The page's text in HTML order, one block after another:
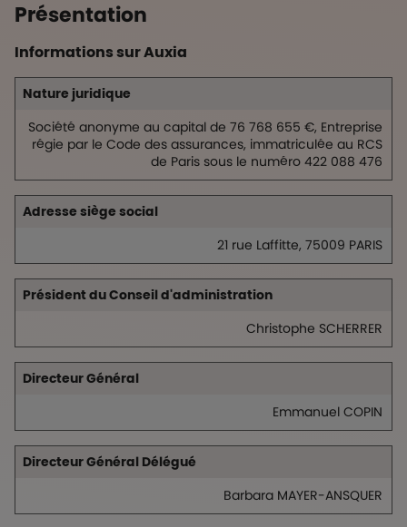
Présentation
Informations sur Auxia
Nature juridique
Société anonyme au capital de 76 768 655 €​, Entreprise
régie par le Code des assurances​, immatriculée au RCS
de Paris sous le numéro 422 088 476​
Adresse siège social
21 rue Laffitte, 75009 PARIS
Président du Conseil d'administration
Christophe SCHERRER
Directeur Général
Emmanuel COPIN
Directeur Général Délégué
Barbara MAYER-ANSQUER